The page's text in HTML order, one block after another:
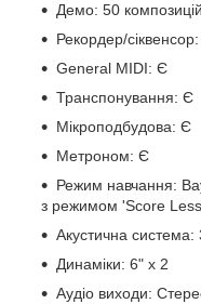
Демо: 50
Рекордер/сіквенсор:
General MIDI: Є
Транспонування: Є
Мікроподбудова: Є
Метроном: Є
Режим навчання:
з режимом 'Score
Акустична
Динаміки: 6" x 2
Аудіо виходи: